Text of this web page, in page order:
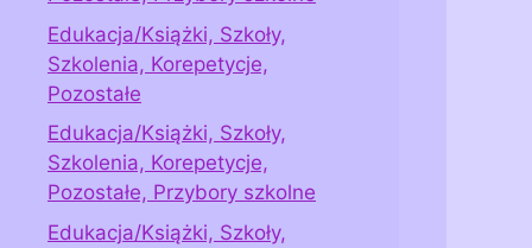
Edukacja/Książki, Szkoły,
Szkolenia, Korepetycje,
Pozostałe
Edukacja/Książki, Szkoły,
Szkolenia, Korepetycje,
Pozostałe, Przybory szkolne
Edukacja/Książki, Szkoły,